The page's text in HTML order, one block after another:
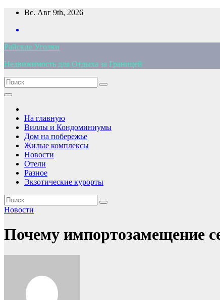
Перейти
содержимому
Вс. Авг 9th, 2026
Райские Уголки
Недвижимость для Отдыха за Границей
На главную
Виллы и Кондоминиумы
Дом на побережье
Жилые комплексы
Новости
Отели
Разное
Экзотические курорты
Новости
Почему импортозамещение